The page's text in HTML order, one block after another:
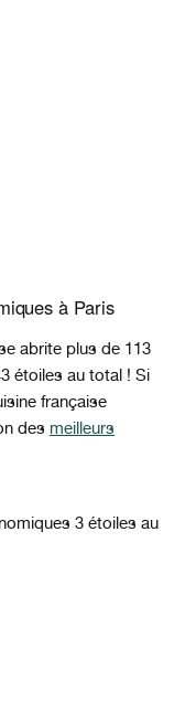
à Paris
abrite plus de 113
étoiles au total ! Si
française
des meilleurs
3 étoiles au